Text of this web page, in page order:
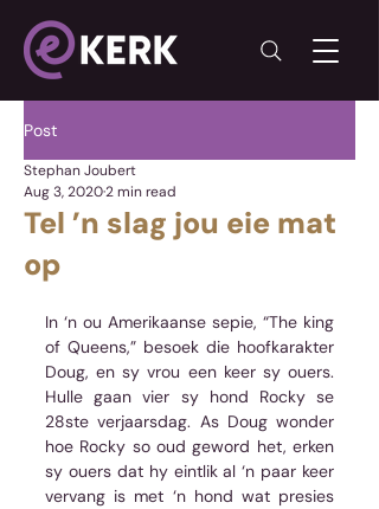
Post
Tel ’n slag jou eie mat
op
Stephan Joubert
Aug 3, 20202 min read
In ‘n ou Amerikaanse sepie, “The king
of Queens,” besoek die hoofkarakter
Doug, en sy vrou een keer sy ouers.
Hulle gaan vier sy hond Rocky se
28ste verjaarsdag. As Doug wonder
hoe Rocky so oud geword het, erken
sy ouers dat hy eintlik al ‘n paar keer
vervang is met ‘n hond wat presies